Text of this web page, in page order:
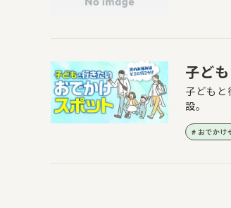
子ど
子ども
設。
おでかけ